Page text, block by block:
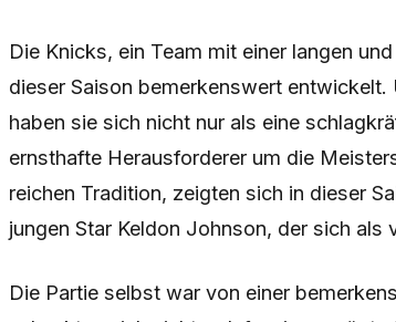
Die Knicks, ein Team mit einer langen
dieser Saison bemerkenswert
haben sie sich nicht nur als eine
ernsthafte Herausforderer um die
reichen Tradition, zeigten sich in dieser
jungen Star Keldon Johnson, der sich als
Die Partie selbst war von einer